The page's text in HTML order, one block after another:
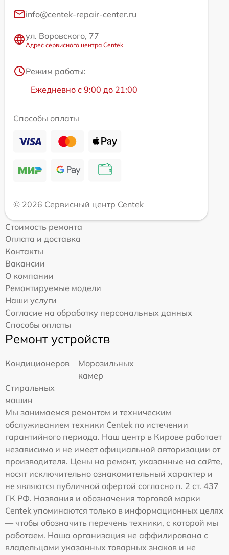
info@centek-repair-center.ru
ул. Воровского, 77
Адрес сервисного центра Centek
Режим работы:
Ежедневно с 9:00 до 21:00
Способы оплаты
© 2026 Сервисный центр Centek
Стоимость ремонта
Оплата и доставка
Контакты
Вакансии
О компании
Ремонтируемые модели
Наши услуги
Согласие на обработку персональных данных
Способы оплаты
Ремонт устройств
Кондиционеров
Морозильных
камер
Стиральных
машин
Мы занимаемся ремонтом и техническим
обслуживанием техники Centek по истечении
гарантийного периода. Наш центр в Кирове работает
независимо и не имеет официальной авторизации от
производителя. Цены на ремонт, указанные на сайте,
носят исключительно ознакомительный характер и
не являются публичной офертой согласно п. 2 ст. 437
ГК РФ. Названия и обозначения торговой марки
Centek упоминаются только в информационных целях
— чтобы обозначить перечень техники, с которой мы
работаем. Наша организация не аффилирована с
владельцами указанных товарных знаков и не